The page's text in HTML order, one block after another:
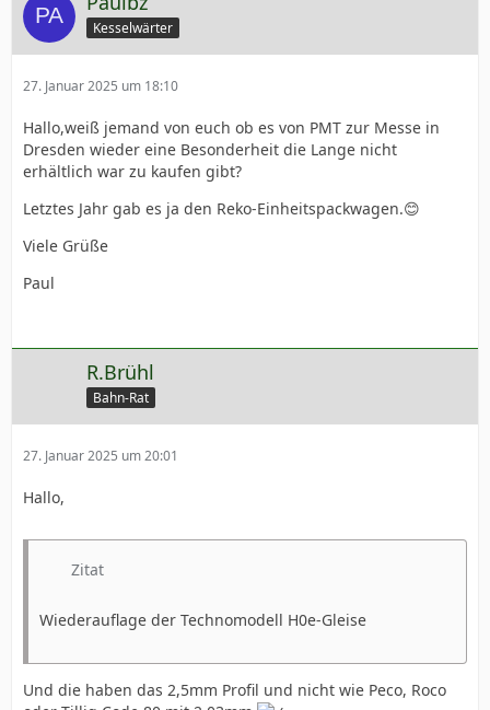
Kesselwärter
27. Januar 2025 um 18:10
Hallo,weiß jemand von euch ob es von PMT zur Messe in
Dresden wieder eine Besonderheit die Lange nicht
erhältlich war zu kaufen gibt?
Letztes Jahr gab es ja den Reko-Einheitspackwagen.😊
Viele Grüße
Paul
R.Brühl
Bahn-Rat
27. Januar 2025 um 20:01
Hallo,
Zitat
Wiederauflage der Technomodell H0e-Gleise
Und die haben das 2,5mm Profil und nicht wie Peco, Roco